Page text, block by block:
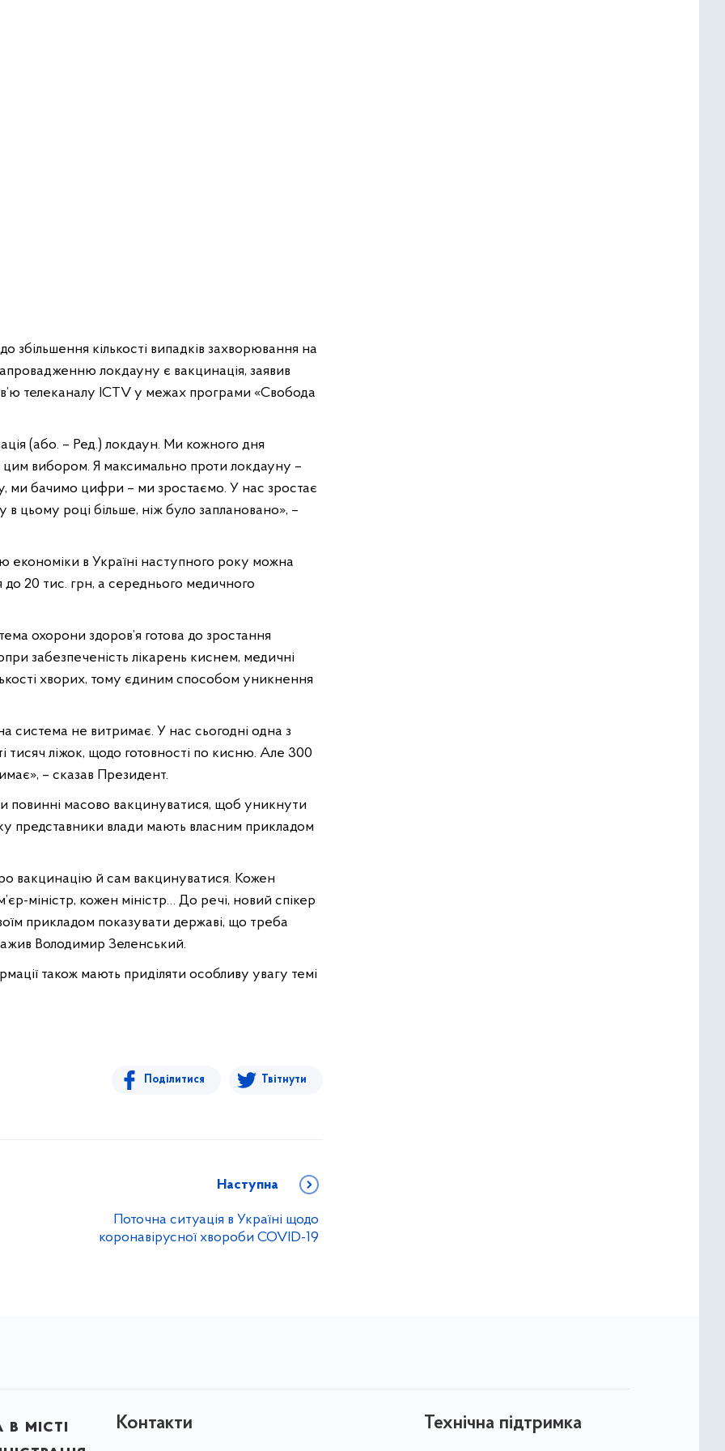
збільшення кількості випадків захворювання на
локдауну є вакцинація, заявив
телеканалу ICTV у межах програми «Свобода
(або. – Ред.) локдаун. Ми кожного дня
вибором. Я максимально проти локдауну –
ми бачимо цифри – ми зростаємо. У нас зростає
цьому році більше, ніж було заплановано», –
економіки в Україні наступного року можна
до 20 тис. грн, а середнього медичного
охорони здоров’я готова до зростання
забезпеченість лікарень киснем, медичні
хворих, тому єдиним способом уникнення
система не витримає. У нас сьогодні одна з
тисяч ліжок, щодо готовності по кисню. Але 300
– сказав Президент.
повинні масово вакцинуватися, щоб уникнути
представники влади мають власним прикладом
вакцинацію й сам вакцинуватися. Кожен
міністр, кожен міністр… До речі, новий спікер
прикладом показувати державі, що треба
Володимир Зеленський.
також мають приділяти особливу увагу темі
Поділитися Твітнути
Наступна
Поточна ситуація в Україні щодо
коронавірусної хвороби COVID-19
місті
Контакти Технічна підтримка